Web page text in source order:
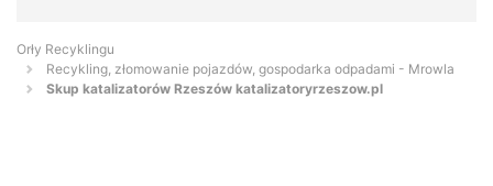
Orły Recyklingu
Recykling, złomowanie pojazdów, gospodarka odpadami - Mrowla
Skup katalizatorów Rzeszów katalizatoryrzeszow.pl